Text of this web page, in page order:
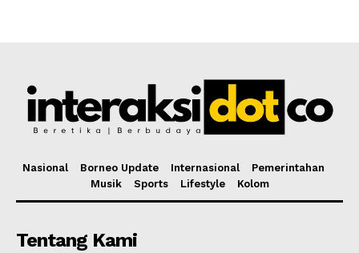
Nasional Borneo Update Internasional
Pemerintahan
Musik
Sports Lifestyle Kolom
Tentang Kami